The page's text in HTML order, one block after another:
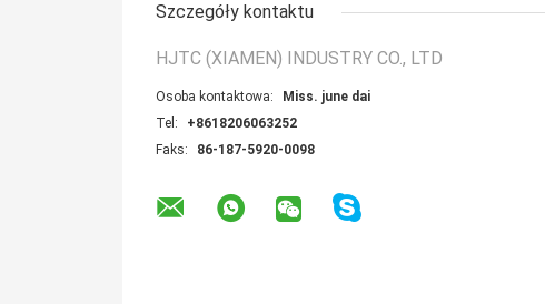
Szczegóły kontaktu
HJTC (XIAMEN) INDUSTRY CO., LTD
Osoba kontaktowa:
Miss. june dai
Tel:
+8618206063252
Faks:
86-187-5920-0098